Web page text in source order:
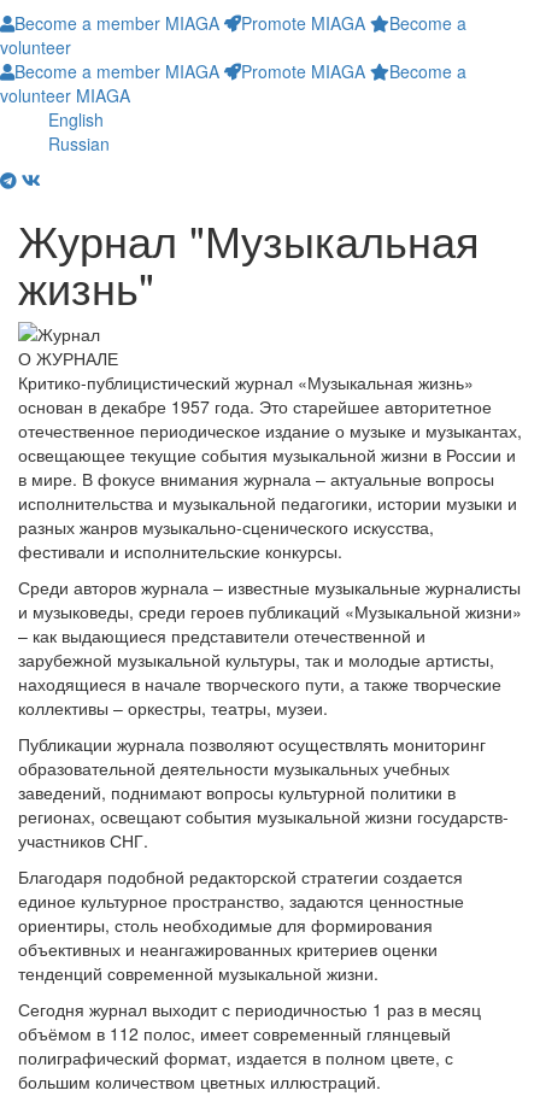
Become a member MIAGA
Promote MIAGA
Become a
volunteer
Become a member MIAGA
Promote MIAGA
Become a
volunteer MIAGA
English
Russian
Журнал "Музыкальная
жизнь"
О ЖУРНАЛЕ
Критико-публицистический журнал «Музыкальная жизнь»
основан в декабре 1957 года. Это старейшее авторитетное
отечественное периодическое издание о музыке и музыкантах,
освещающее текущие события музыкальной жизни в России и
в мире. В фокусе внимания журнала – актуальные вопросы
исполнительства и музыкальной педагогики, истории музыки и
разных жанров музыкально-сценического искусства,
фестивали и исполнительские конкурсы.
Среди авторов журнала – известные музыкальные журналисты
и музыковеды, среди героев публикаций «Музыкальной жизни»
– как выдающиеся представители отечественной и
зарубежной музыкальной культуры, так и молодые артисты,
находящиеся в начале творческого пути, а также творческие
коллективы – оркестры, театры, музеи.
Публикации журнала позволяют осуществлять мониторинг
образовательной деятельности музыкальных учебных
заведений, поднимают вопросы культурной политики в
регионах, освещают события музыкальной жизни государств-
участников СНГ.
Благодаря подобной редакторской стратегии создается
единое культурное пространство, задаются ценностные
ориентиры, столь необходимые для формирования
объективных и неангажированных критериев оценки
тенденций современной музыкальной жизни.
Сегодня журнал выходит с периодичностью 1 раз в месяц
объёмом в 112 полос, имеет современный глянцевый
полиграфический формат, издается в полном цвете, с
большим количеством цветных иллюстраций.